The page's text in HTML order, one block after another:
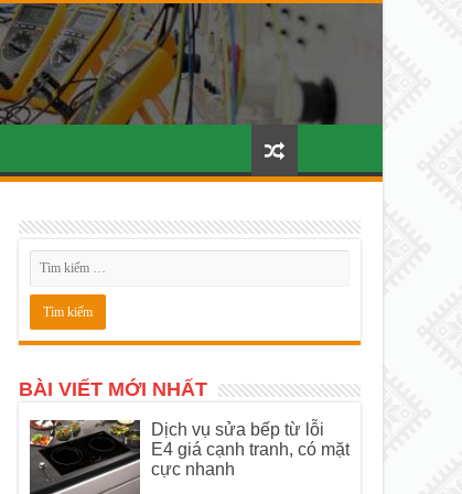
BÀI VIẾT MỚI NHẤT
Dịch vụ sửa bếp từ lỗi
E4 giá cạnh tranh, có mặt
cực nhanh